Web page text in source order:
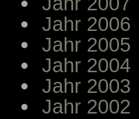
Jahr 2006
Jahr 2005
Jahr 2004
Jahr 2003
Jahr 2002